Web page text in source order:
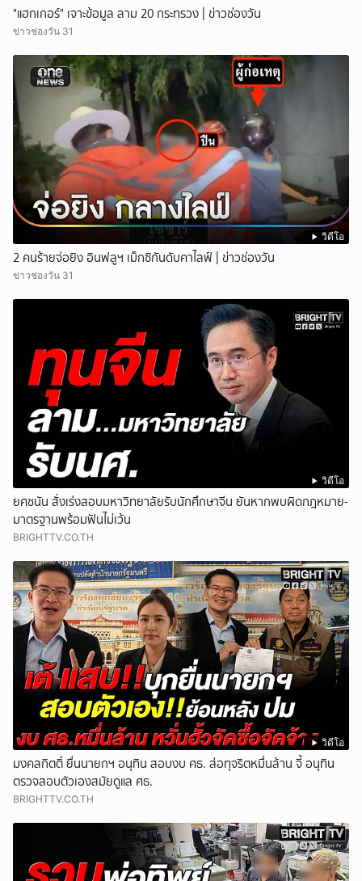
"แฮกเกอร์" เจาะข้อมูล ลาม 20 กระทรวง | ข่าวช่องวัน
ข่าวช่องวัน 31
วิดีโอ
2 คนร้ายจ่อยิง อินฟลูฯ เม็กซิกันดับคาไลฟ์ | ข่าวช่องวัน
ข่าวช่องวัน 31
วิดีโอ
ยศชนัน สั่งเร่งสอบมหาวิทยาลัยรับนักศึกษาจีน ยันหากพบผิดกฎหมาย-
มาตรฐานพร้อมฟันไม่เว้น
BRIGHTTV.CO.TH
วิดีโอ
มงคลกิตติ์ ยื่นนายกฯ อนุทิน สอบงบ ศธ. ส่อทุจริตหมื่นล้าน จี้ อนุทิน
ตรวจสอบตัวเองสมัยดูแล ศธ.
BRIGHTTV.CO.TH